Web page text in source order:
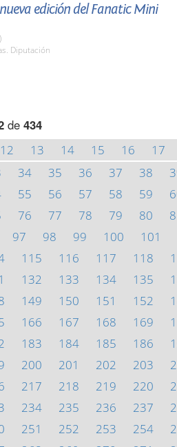
edición del Fanatic Mini
Diputación
de 434
12 13 14 15 16 17
34 35 36 37 38
55 56 57 58 59
76 77 78 79 80
97 98 99 100 101
115 116 117 118
132 133 134 135
149 150 151 152
166 167 168 169
183 184 185 186
200 201 202 203
217 218 219 220
234 235 236 237
251 252 253 254